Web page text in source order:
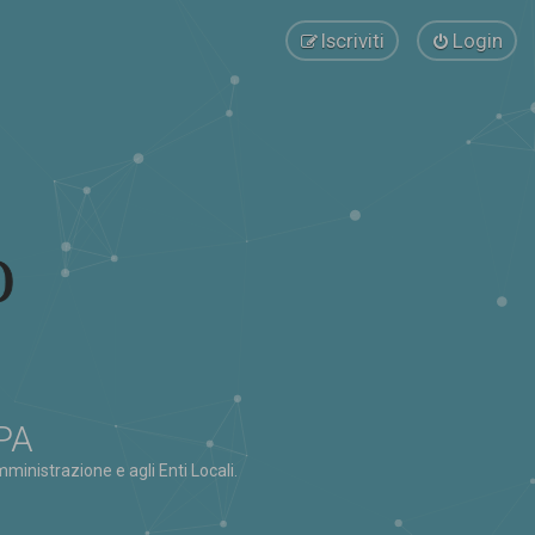
Login
Iscriviti
e agli Enti Locali.